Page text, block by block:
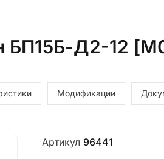
БП15Б-Д2-12
Модификации
Артикул 96441